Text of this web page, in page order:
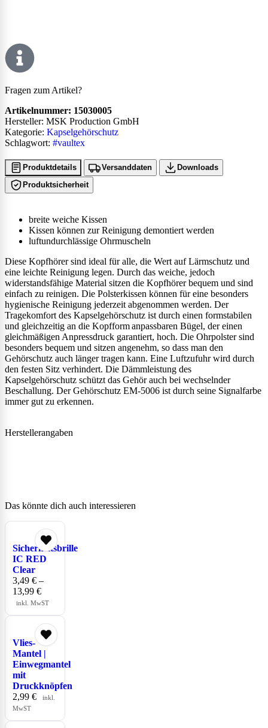
Fragen zum Artikel?
Artikelnummer: 15030005
Kategorie: Kapselgehörschutz
Schlagwort: #vaultex
Hersteller: MSK Production GmbH
Produktdetails Versanddaten
Downloads
Produktsicherheit
breite weiche Kissen
Kissen können zur Reinigung demontiert werden
luftundurchlässige Ohrmuscheln
Diese Kopfhörer sind ideal für alle, die Wert auf Lärmschutz und
eine leichte Reinigung legen. Durch das weiche, jedoch
widerstandsfähige Material sitzen die Kopfhörer bequem und sind
einfach zu reinigen. Die Polsterkissen können für eine besonders
hygienische Reinigung jederzeit abgenommen werden. Der
Tragekomfort des Kapselgehörschutz ist durch einen formstabilen
und gleichzeitig an die Kopfform anpassbaren Bügel, der einen
gleichmäßigen Anpressdruck garantiert, hoch. Die Ohrpolster sind
besonders bequem und sitzen angenehm, so dass man den
Gehörschutz auch länger tragen kann. Eine Luftzufuhr wird durch
den festen Sitz verhindert. Die Dämmleistung des
Kapselgehörschutz schützt das Gehör auch bei wechselnder
Beschallung. Der Gehörschutz EM-5006 ist durch seine Signalfarbe
immer gut zu erkennen.
Herstellerangaben
Das könnte dich auch interessieren
Sicherheitsbrille
IC RED
Clear
3,49 € –
13,99 €
inkl. MwST
Vlies-
Mantel |
Einwegmantel
mit
Druckknöpfen
2,99 €
inkl.
MwST